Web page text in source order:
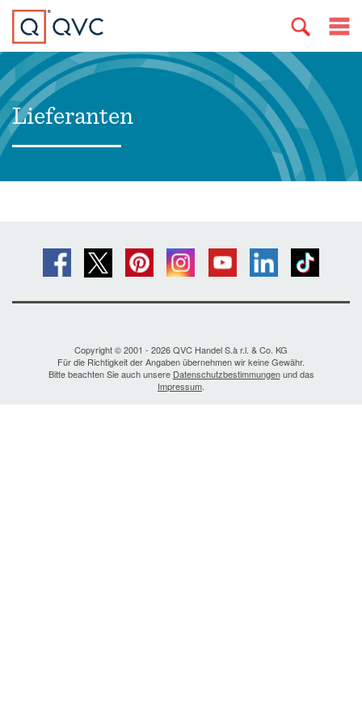
Lieferanten
Copyright © 2001 - 2026 QVC Handel S.à r.l. & Co. KG
Für die Richtigkeit der Angaben übernehmen wir keine Gewähr.
Bitte beachten Sie auch unsere Datenschutzbestimmungenund das
Impressum.